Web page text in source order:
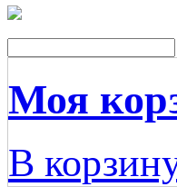
Моя
В